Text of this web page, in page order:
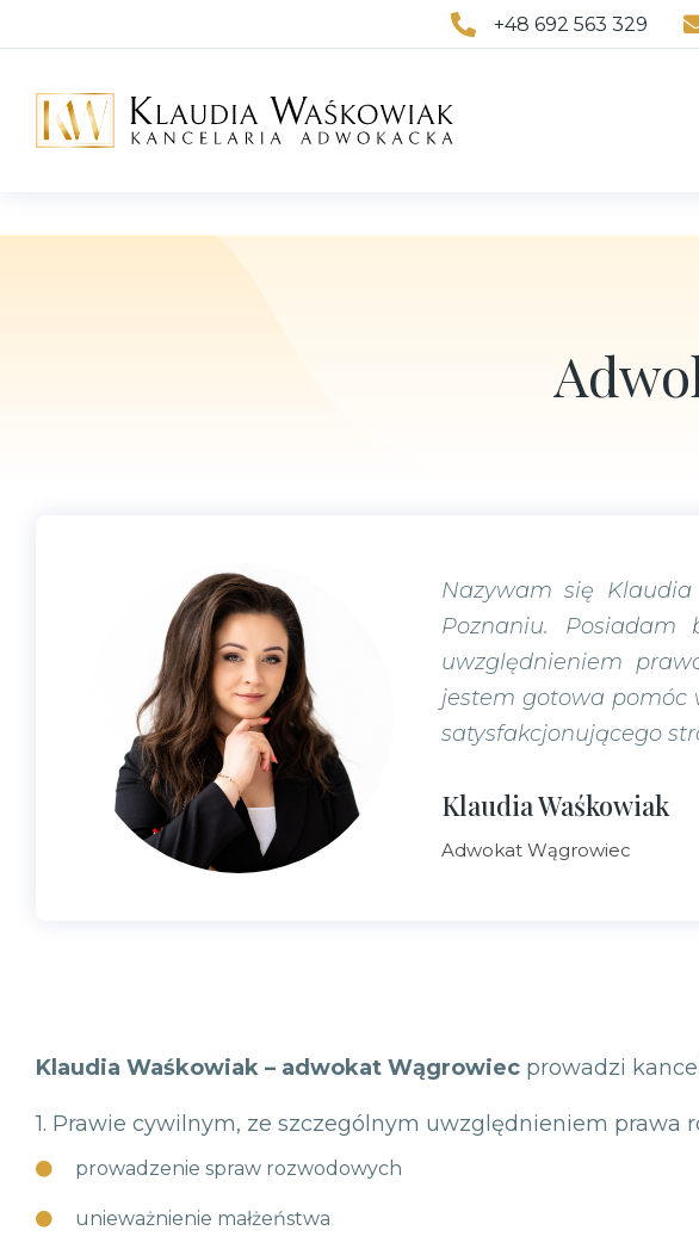
+48 692 563 329
Nazywam się
Poznaniu.
uwzględnieniem
jestem gotowa pomóc
satysfakcjonującego
Klaudia Waśkowiak
Adwokat Wągrowiec
Klaudia Waśkowiak – adwokat Wągrowiec prowadzi
1. Prawie cywilnym, ze szczególnym uwzględnieniem
prowadzenie spraw rozwodowych
unieważnienie małżeństwa